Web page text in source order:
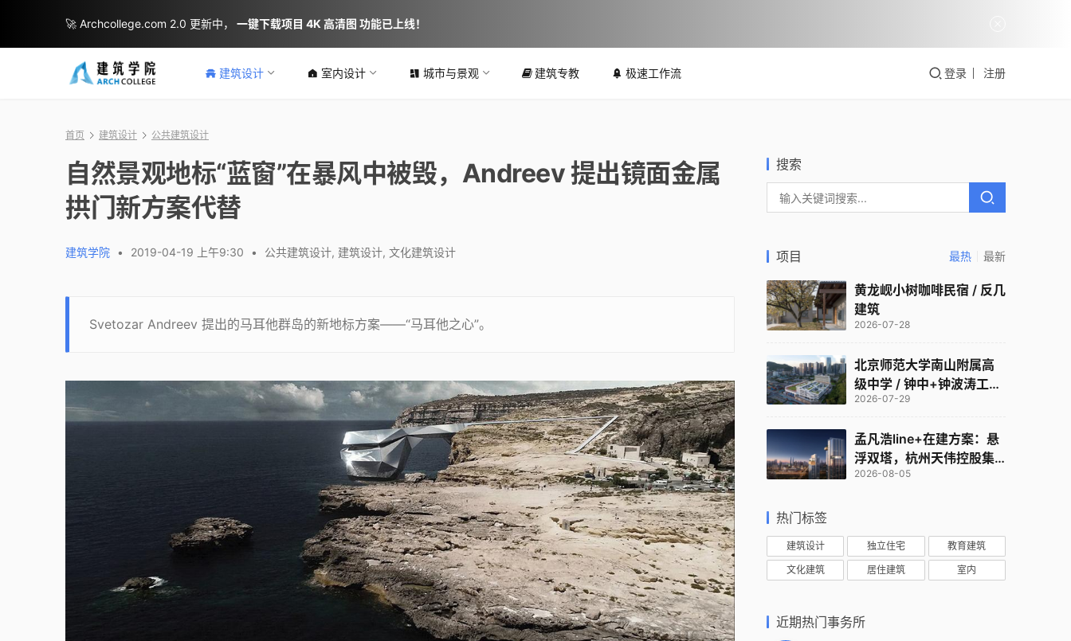
建筑设计 室内设计 城市与景观 建筑专教 极速工作流 登录 注册
首页 建筑设计 公共建筑设计
自然景观地标“蓝窗”在暴风中被毁，Andreev 提出镜面金属
拱门新方案代替
建筑学院 • 2019-04-19 上午9:30 • 公共建筑设计, 建筑设计, 文化建筑设计
Svetozar Andreev 提出的马耳他群岛的新地标方案——“马耳他之心”。
搜索
项目 最热 最新
黄龙岘小树咖啡民宿 / 反几
建筑
2026-07-28
北京师范大学南山附属高
级中学 / 钟中+钟波涛工作
室
2026-07-29
孟凡浩line+在建方案：悬
浮双塔，杭州天伟控股集
团总部
2026-08-05
热门标签
建筑设计 独立住宅 教育建筑
文化建筑 居住建筑 室内
近期热门事务所
🚀 Archcollege.com 2.0 更新中， 一键下载项目 4K 高清图 功能已上线！